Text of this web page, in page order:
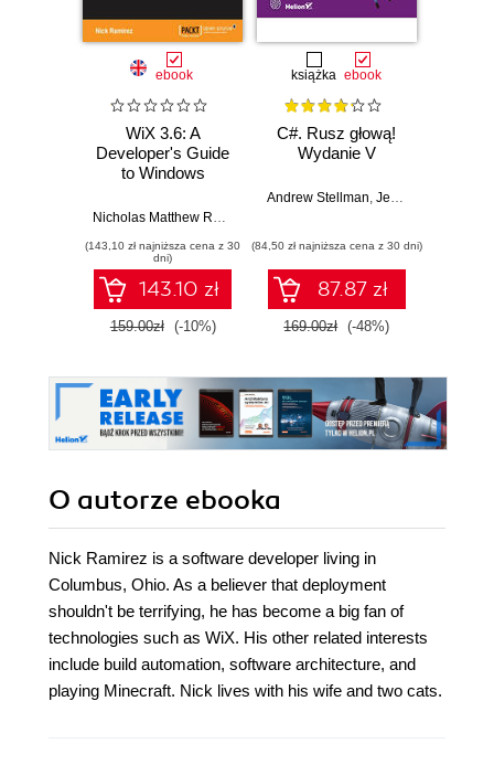
ebook
WiX 3.6: A
Developer's Guide
to Windows
all-in-one
Windows Installer
XML from the
installer and
beyond
Nicholas Matthew Ramirez
(143,10 zł najniższa cena z 30
dni)
143.10 zł
159.00zł (-10%)
książka ebook
C#. Rusz głową!
Wydanie V
Andrew Stellman, Jennifer Greene
(84,50 zł najniższa cena z 30 dni)
87.87 zł
169.00zł (-48%)
O autorze ebooka
Nick Ramirez is a software developer living in
Columbus, Ohio. As a believer that deployment
shouldn't be terrifying, he has become a big fan of
technologies such as WiX. His other related interests
include build automation, software architecture, and
playing Minecraft. Nick lives with his wife and two cats.